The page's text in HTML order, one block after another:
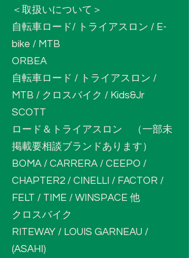
＜取扱いについて＞
自転車ロード/ トライアスロン / E-
bike / MTB
ORBEA
自転車ロード / トライアスロン /
MTB / クロスバイク / Kids&Jr
SCOTT
ロード＆トライアスロン （一部未
掲載要相談ブランドあります）
BOMA / CARRERA / CEEPO /
CHAPTER2 / CINELLI / FACTOR /
FELT / TIME / WINSPACE 他
クロスバイク
RITEWAY / LOUIS GARNEAU /
(ASAHI)